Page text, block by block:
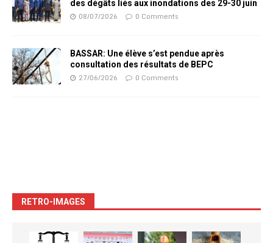
des dégâts liés aux inondations des 29-30 juin
08/07/2026 0 Comments
BASSAR: Une élève s’est pendue après
consultation des résultats de BEPC
27/06/2026 0 Comments
RETRO-IMAGES